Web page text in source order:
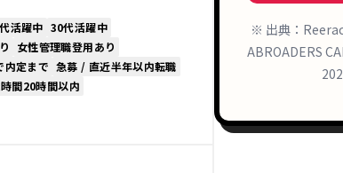
※ 出典：
ABROADERS
活躍中 30代活躍中
女性管理職登用あり
内定まで 急募 / 直近半年以内転職
間20時間以内